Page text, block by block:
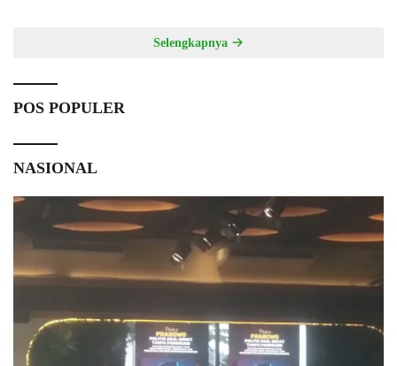
Selengkapnya
POS POPULER
NASIONAL